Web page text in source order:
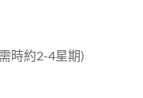
時約2-4星期)